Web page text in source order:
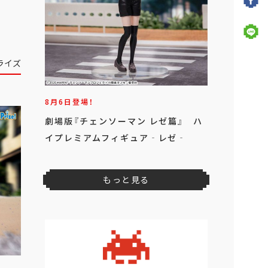
イズ
8月6日登場！
劇場版『チェンソーマン レゼ篇』 ハ
イプレミアムフィギュア‐レゼ‐
もっと見る